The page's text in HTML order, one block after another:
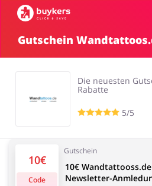
Kategorien
Gutschein
Die neuesten
Rabatte
5/5
10€
Code
Gutschein
10€
Newsletter-